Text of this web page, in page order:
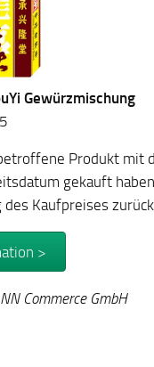
Gewürzmischung
Produkt mit
gekauft
Kaufpreises
>
Commerce GmbH